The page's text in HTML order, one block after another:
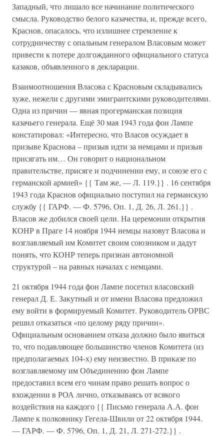
Западный, что лишало все начинание политического
смысла. Руководство белого казачества, и, прежде всего,
Краснов, опасалось, что излишнее стремление к
сотрудничеству с опальным генералом Власовым может
привести к потере долгожданного официального статуса
казаков, объявленного в декларации.
Взаимоотношения Власова с Красновым складывались
хуже, нежели с другими эмигрантскими руководителями.
Одна из причин — явная прогерманская позиция
казачьего генерала. Ещё 30 мая 1943 года фон Лампе
констатировал: «Интересно, что Власов осуждает в
призыве Краснова – призыв идти за немцами и призыв
присягать им… Он говорит о национальном
правительстве, присяге и подчинении ему, и союзе его с
германской армией» {{ Там же, — Л. 119.}} . 16 сентября
1943 года Краснов официально поступил на германскую
службу {{ ГАРФ. — Ф. 5796, Оп. 1, Д. 26, Л. 261.}} .
Власов же добился своей цели. На церемонии открытия
КОНР в Праге 14 ноября 1944 немцы назовут Власова и
возглавляемый им Комитет своим союзником и дадут
понять, что КОНР теперь признан автономной
структурой – на равных началах с немцами.
21 октября 1944 года фон Лампе посетил власовский
генерал Д. Е. Закутный и от имени Власова предложил
ему войти в формируемый Комитет. Руководитель ОРВС
решил отказаться «по целому ряду причин».
Официальным основанием отказа должно было явиться
то, что подавляющее большинство членов Комитета (из
предполагаемых 104-х) ему неизвестно. В приказе по
возглавляемому им Объединению фон Лампе
предоставил всем его чинам право решать вопрос о
вхождении в РОА лично, отказываясь от всякого
воздействия на каждого {{ Письмо генерала А.А. фон
Лампе к полковнику Гегела-Швили от 22 октября 1944.
— ГАРФ. — Ф. 5796, Оп. 1, Д. 21, Л. 271-272.}} .